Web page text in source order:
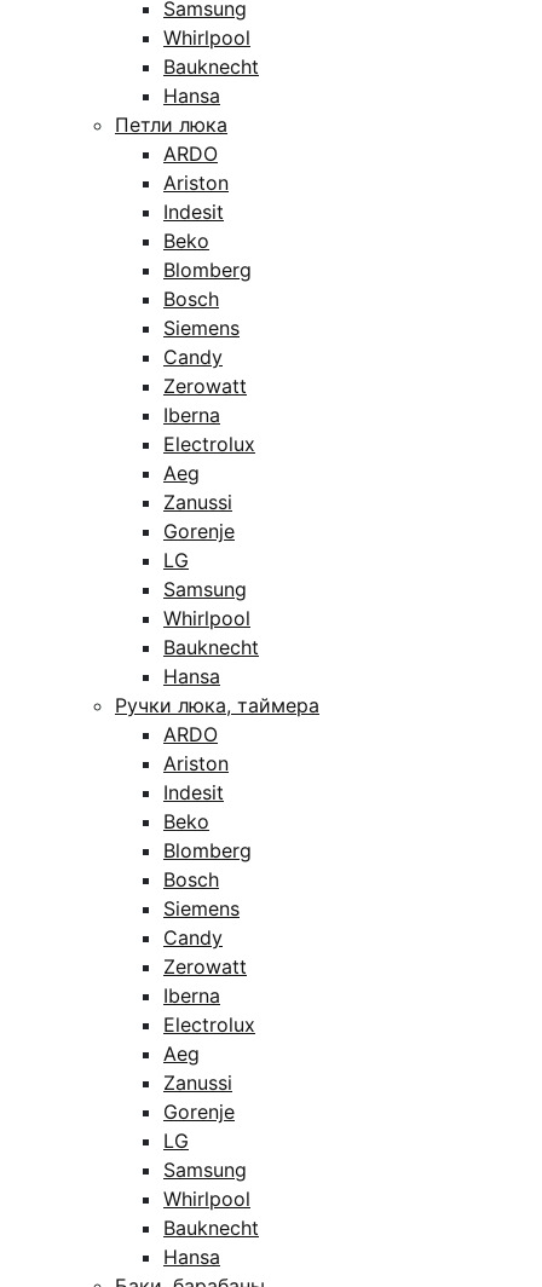
Samsung
Whirlpool
Bauknecht
Hansa
Петли люка
ARDO
Ariston
Indesit
Beko
Blomberg
Bosch
Siemens
Candy
Zerowatt
Iberna
Electrolux
Aeg
Zanussi
Gorenje
LG
Samsung
Whirlpool
Bauknecht
Hansa
Ручки люка, таймера
ARDO
Ariston
Indesit
Beko
Blomberg
Bosch
Siemens
Candy
Zerowatt
Iberna
Electrolux
Aeg
Zanussi
Gorenje
LG
Samsung
Whirlpool
Bauknecht
Hansa